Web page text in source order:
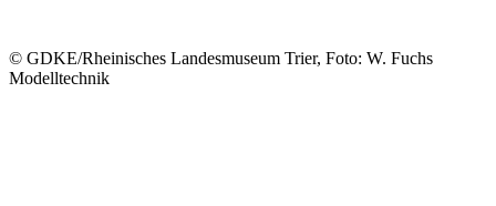
© GDKE/Rheinisches Landesmuseum Trier, Foto: W. Fuchs
Modelltechnik